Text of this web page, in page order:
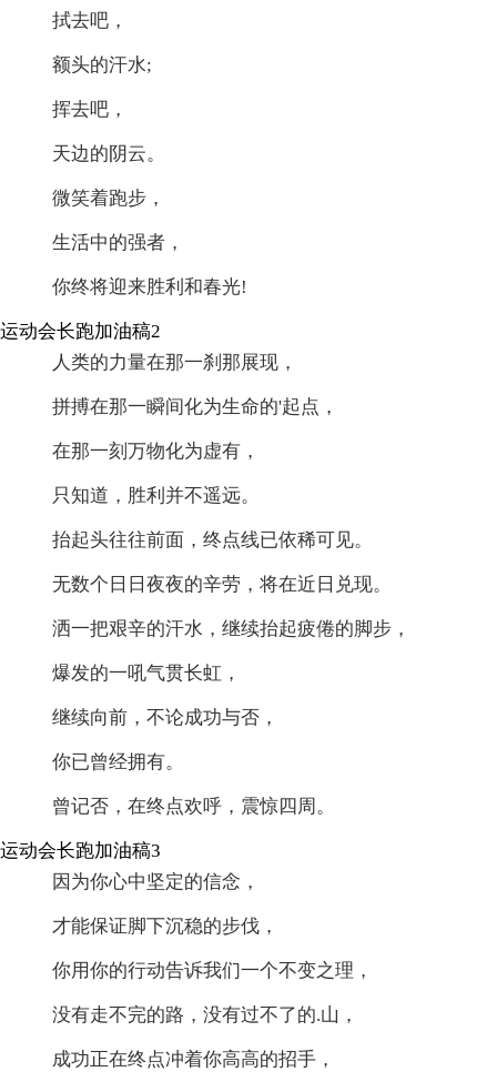
拭去吧，
额头的汗水;
挥去吧，
天边的阴云。
微笑着跑步，
生活中的强者，
你终将迎来胜利和春光!
运动会长跑加油稿2
人类的力量在那一刹那展现，
拼搏在那一瞬间化为生命的'起点，
在那一刻万物化为虚有，
只知道，胜利并不遥远。
抬起头往往前面，终点线已依稀可见。
无数个日日夜夜的辛劳，将在近日兑现。
洒一把艰辛的汗水，继续抬起疲倦的脚步，
爆发的一吼气贯长虹，
继续向前，不论成功与否，
你已曾经拥有。
曾记否，在终点欢呼，震惊四周。
运动会长跑加油稿3
因为你心中坚定的信念，
才能保证脚下沉稳的步伐，
你用你的行动告诉我们一个不变之理，
没有走不完的路，没有过不了的.山，
成功正在终点冲着你高高的招手，